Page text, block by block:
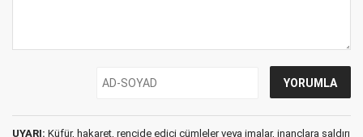
UYARI: Küfür, hakaret, rencide edici cümleler veya imalar, inançlara saldırı